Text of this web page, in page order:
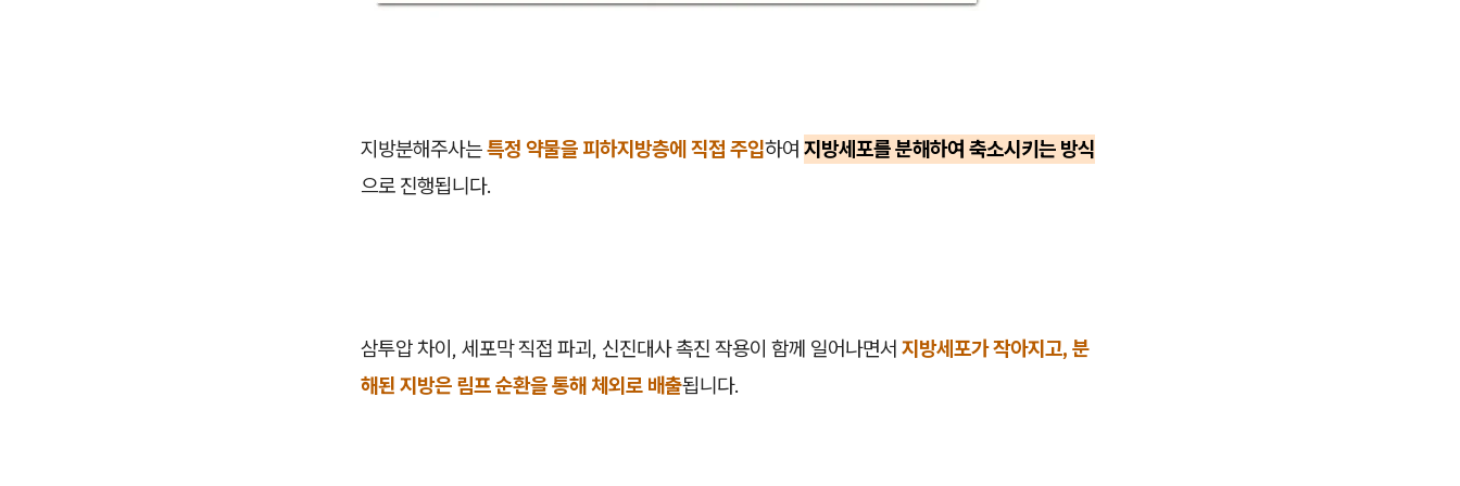
지방분해주사는특정 약물을 피하지방층에 직접 주입하여 지방세포를 분해하여 축소시키는 방식
으로 진행됩니다.
삼투압 차이, 세포막 직접 파괴, 신진대사 촉진 작용이 함께 일어나면서 지방세포가 작아지고, 분
해된 지방은 림프 순환을 통해 체외로 배출됩니다.